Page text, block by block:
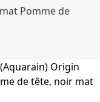
Pomme de